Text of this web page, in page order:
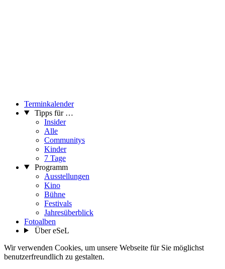
Terminkalender
Tipps für …
Insider
Alle
Communitys
Kinder
7 Tage
Programm
Ausstellungen
Kino
Bühne
Festivals
Jahresüberblick
Fotoalben
Über eSeL
Wir verwenden Cookies, um unsere Webseite für Sie möglichst
benutzerfreundlich zu gestalten.